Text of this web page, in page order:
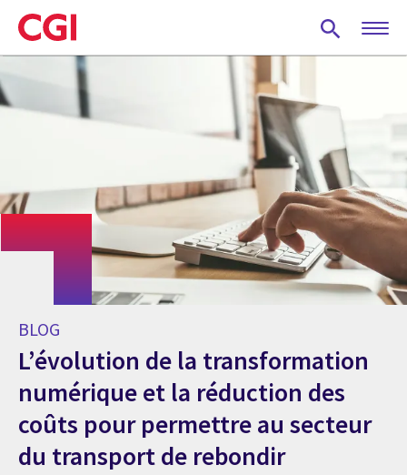
Skip
to
main
BLOG
L’évolution de la transformation
numérique et la réduction des
coûts pour permettre au secteur
du transport de rebondir